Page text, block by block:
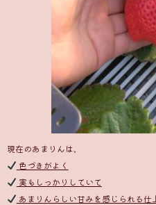
現在のあまりんは、
色づきがよく
実もしっかりしていて
あまりんらしい甘みを感じられる仕